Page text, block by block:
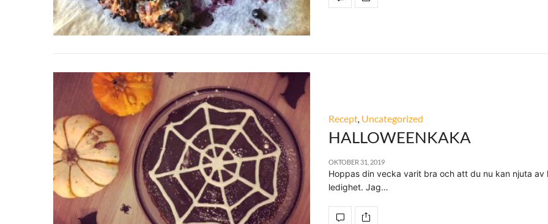
Recept Uncategorized
HALLOWEENKAKA
OKTOBER 31, 2019
Hoppas din vecka varit bra och att du nu kan njuta av
ledighet. Jag…